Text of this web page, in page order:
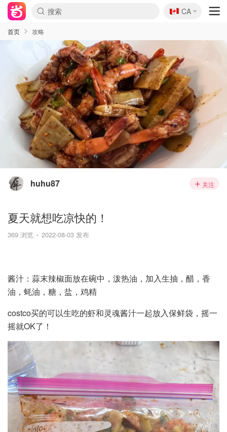
🇨🇦
CA
首页 攻略
huhu87 关注
夏天就想吃凉快的！
369 浏览 2022-08-03 发布
酱汁：蒜末辣椒面放在碗中，泼热油，加入生抽，醋，香
油，蚝油，糖，盐，鸡精
costco买的可以生吃的虾和灵魂酱汁一起放入保鲜袋，摇一
摇就OK了！